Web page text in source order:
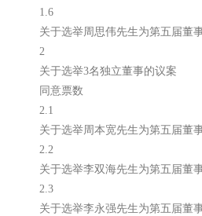
1.6
关于选举周思伟先生为第五届董
2
关于选举3名独立董事的议案
同意票数
2.1
关于选举周本宽先生为第五届董
2.2
关于选举李双海先生为第五届董
2.3
关于选举李永强先生为第五届董